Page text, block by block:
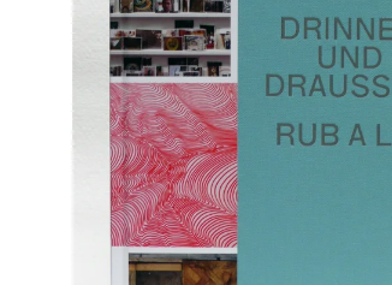
NEJEN